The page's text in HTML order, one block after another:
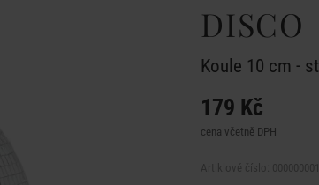
DISCO
Koule 10 cm -
179 Kč
cena včetně DPH